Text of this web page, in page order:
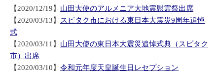
【2020/12/19】 山田大使のアルメニア大地震慰霊祭出席
【2020/03/13】
スピタク市における東日本大震災9周年追悼
式
【2020/03/11】 山田大使の東日本大震災追悼式典（スピタク
市）出席
【2020/03/10】 令和元年度天皇誕生日レセプション